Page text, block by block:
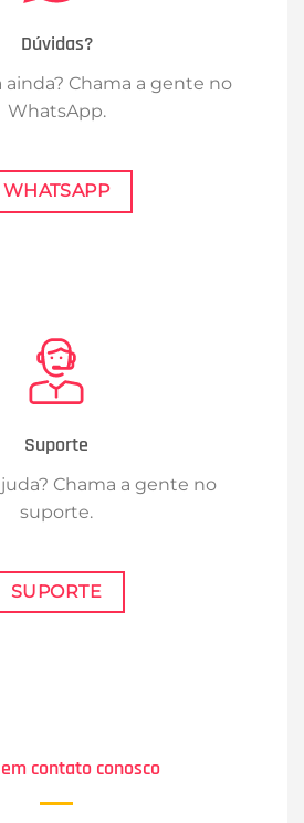
Dúvidas?
Chama a gente no
WhatsApp.
WHATSAPP
Suporte
Chama a gente no
suporte.
SUPORTE
contato conosco